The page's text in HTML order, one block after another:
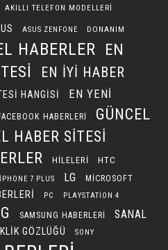
AKILLI TELEFON MODELLERI
ASUS ZENFONE DONANIM
HABERLER
EN
EN IYI HABER
HANGISI
EN YENI
HABERLERI
GÜNCEL
HABER SITESI
HILELERI HTC
IPHONE 7 PLUS LG MICROSOFT
PC PLAYSTATION 4
SAMSUNG HABERLERI
SANAL
GÖZLÜĞÜ SONY